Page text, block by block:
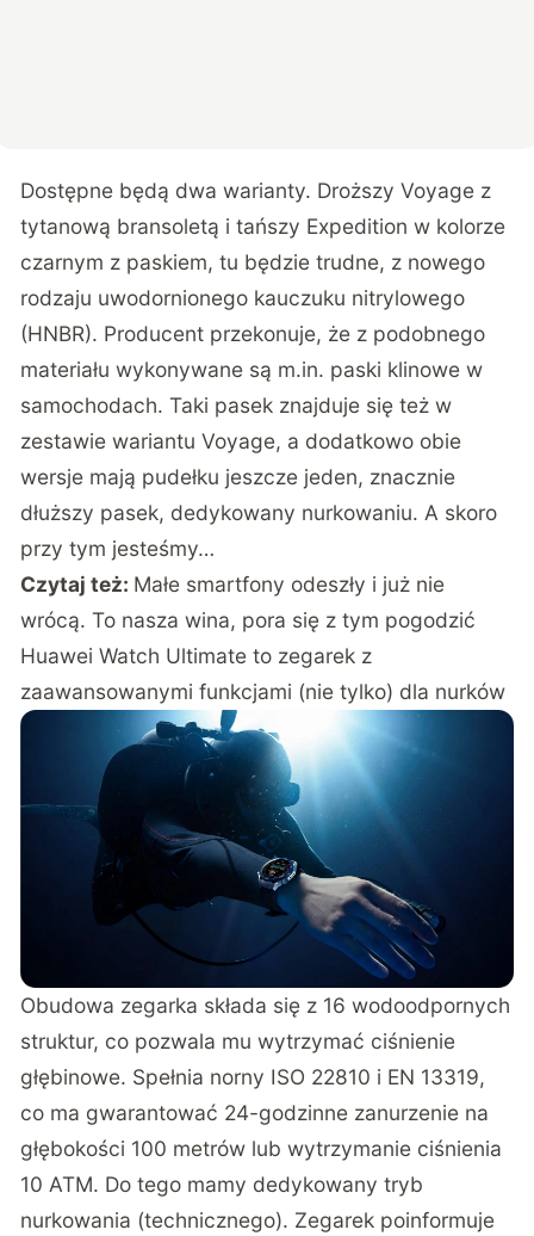
Dostępne będą dwa warianty. Droższy Voyage z
tytanową bransoletą i tańszy Expedition w kolorze
czarnym z paskiem, tu będzie trudne, z nowego
rodzaju uwodornionego kauczuku nitrylowego
(HNBR). Producent przekonuje, że z podobnego
materiału wykonywane są m.in. paski klinowe w
samochodach. Taki pasek znajduje się też w
zestawie wariantu Voyage, a dodatkowo obie
wersje mają pudełku jeszcze jeden, znacznie
dłuższy pasek, dedykowany nurkowaniu. A skoro
przy tym jesteśmy…
Czytaj też: Małe smartfony odeszły i już nie
wrócą. To nasza wina, pora się z tym pogodzić
Huawei Watch Ultimate to zegarek z
zaawansowanymi funkcjami (nie tylko) dla nurków
Obudowa zegarka składa się z 16 wodoodpornych
struktur, co pozwala mu wytrzymać ciśnienie
głębinowe. Spełnia norny ISO 22810 i EN 13319,
co ma gwarantować 24-godzinne zanurzenie na
głębokości 100 metrów lub wytrzymanie ciśnienia
10 ATM. Do tego mamy dedykowany tryb
nurkowania (technicznego). Zegarek poinformuje